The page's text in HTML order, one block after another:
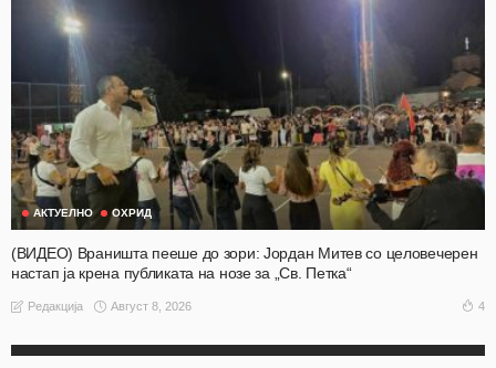
АКТУЕЛНО ОХРИД
(ВИДЕО) Враништа пееше до зори: Јордан Митев со целовечерен
настап ја крена публиката на нозе за „Св. Петка“
Редакција Август 8, 2026 4